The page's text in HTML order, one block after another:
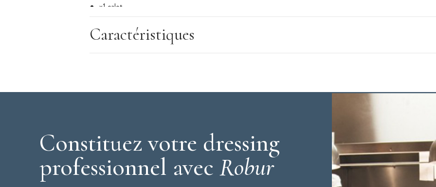
x1 calot
Couleur : noir
Hauteur du calot : 8 cm
Caractéristiques
Constituez votre dressing
professionnel avec Robur